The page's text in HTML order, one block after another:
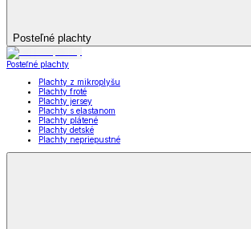
Posteľné plachty
Posteľné plachty
Plachty z mikroplyšu
Plachty froté
Plachty jersey
Plachty s elastanom
Plachty plátené
Plachty detské
Plachty nepriepustné